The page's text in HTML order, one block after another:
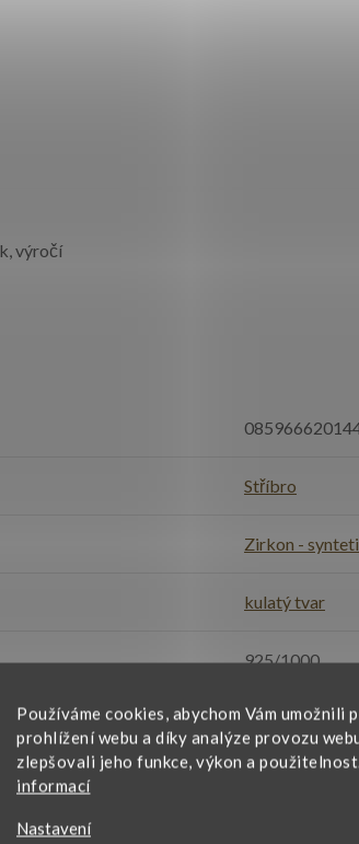
Používáme cookies, abychom Vám umožnili
prohlížení webu a díky analýze provozu
zlepšovali jeho funkce, výkon a
informací
Nastavení
výročí
Stříbro
Zirkon -
kulatý tvar
925/1000
růžová
dámské